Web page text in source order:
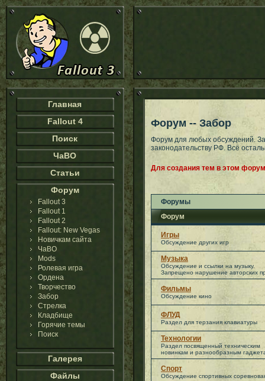
Главная
Fallout 4
Поиск
ЧаВО
Статьи
Форум
Fallout 3
Fallout 1
Fallout 2
Fallout: New Vegas
Новичкам сайта
ЧаВО
Mods
Ролевая игра
Ордена
Творчество
Забор
Стрелка
Кладбище
Горячие темы
Поиск
Галерея
Файлы
Форум -- Забор
Форум для любых обсуждений.
законодательству РФ. Всё
Для создания тем в этом
Форумы
Форум
Игры
Обсуждение других игр
Музыка
Обсуждение и ссылки на музыку.
Запрещено нарушение авторских
Фильмы
Обсуждение кино
ФЛУД
Раздел для терзания клавиатуры
Технологии
Раздел посвященный техническим
новинкам и разнообразным
Спорт
Обсуждение спортивных